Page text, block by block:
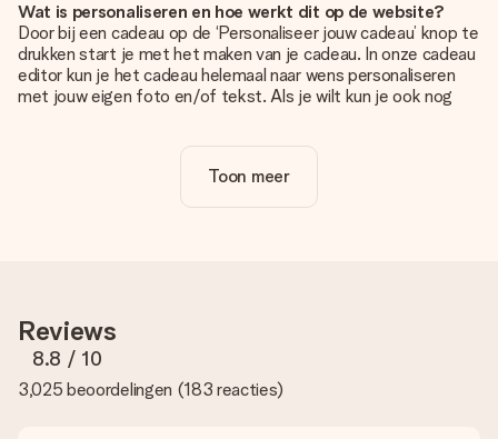
Wat is personaliseren en hoe werkt dit op de website?
Door bij een cadeau op de ‘Personaliseer jouw cadeau’ knop te
drukken start je met het maken van je cadeau. In onze cadeau
editor kun je het cadeau helemaal naar wens personaliseren
met jouw eigen foto en/of tekst. Als je wilt kun je ook nog
Is personalisatie in de prijs inbegrepen?
De prijs die op de website wordt getoond is inclusief de
te gebruiken. Als je niet zeker bent over de kwaliteit van je
foto, neem dan contact op met onze klantenservice en stuur
je foto mee met het cadeau dat je wilt bestellen. Zij kunnen
de kwaliteit dan voor je controleren!
Toon meer
Reviews
8.8 / 10
3,025 beoordelingen (183 reacties)